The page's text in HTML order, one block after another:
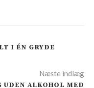
I ÉN GRYDE
Næste indlæg
ALKOHOL MED